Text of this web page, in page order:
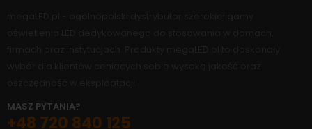
MASZ PYTANIA?
+48 720 840 125